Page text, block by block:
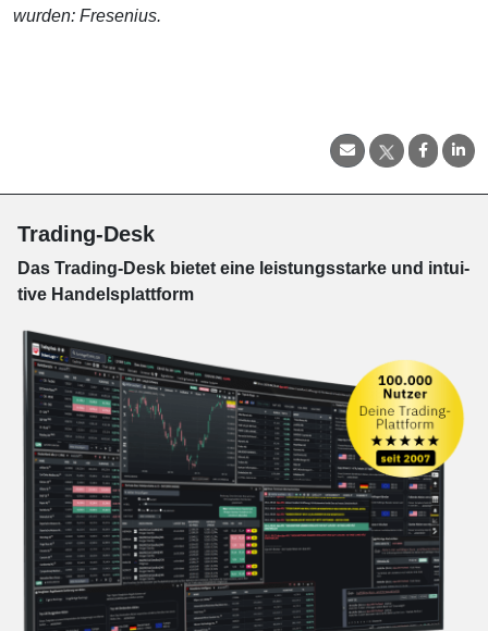
wurden: Fresenius.
Trading-Desk
Das Trading-Desk bie­tet eine leis­tungs­star­ke und in­tui­
tive Han­dels­platt­form